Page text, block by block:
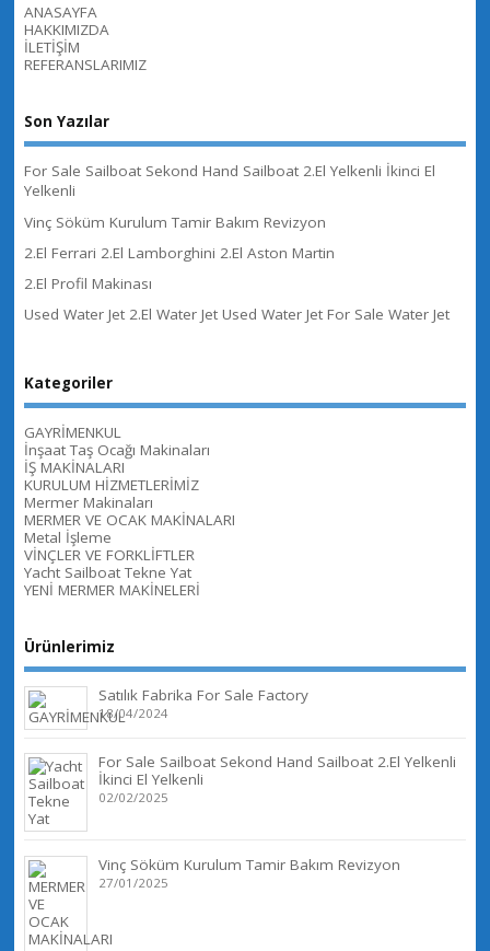
ANASAYFA
HAKKIMIZDA
İLETİŞİM
REFERANSLARIMIZ
Son Yazılar
For Sale Sailboat Sekond Hand Sailboat 2.El Yelkenli İkinci El
Yelkenli
Vinç Söküm Kurulum Tamir Bakım Revizyon
2.El Ferrari 2.El Lamborghini 2.El Aston Martin
2.El Profil Makinası
Used Water Jet 2.El Water Jet Used Water Jet For Sale Water Jet
Kategoriler
GAYRİMENKUL
İnşaat Taş Ocağı Makinaları
İŞ MAKİNALARI
KURULUM HİZMETLERİMİZ
Mermer Makinaları
MERMER VE OCAK MAKİNALARI
Metal İşleme
VİNÇLER VE FORKLİFTLER
Yacht Sailboat Tekne Yat
YENİ MERMER MAKİNELERİ
Ürünlerimiz
Satılık Fabrika For Sale Factory
18/04/2024
For Sale Sailboat Sekond Hand Sailboat 2.El Yelkenli
İkinci El Yelkenli
02/02/2025
Vinç Söküm Kurulum Tamir Bakım Revizyon
27/01/2025